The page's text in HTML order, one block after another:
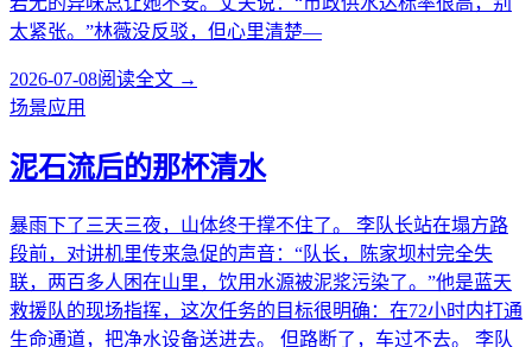
太紧张。”林薇没反驳，但心里清楚—
2026-07-08阅读全文 →
场景应用
泥石流后的那杯清水
暴雨下了三天三夜，山体终于撑不住了。 李队长站在塌方路
段前，对讲机里传来急促的声音：“队长，陈家坝村完全失
联，两百多人困在山里，饮用水源被泥浆污染了。”他是蓝天
救援队的现场指挥，这次任务的目标很明确：在72小时内打通
生命通道，把净水设备送进去。 但路断了，车过不去。 李队